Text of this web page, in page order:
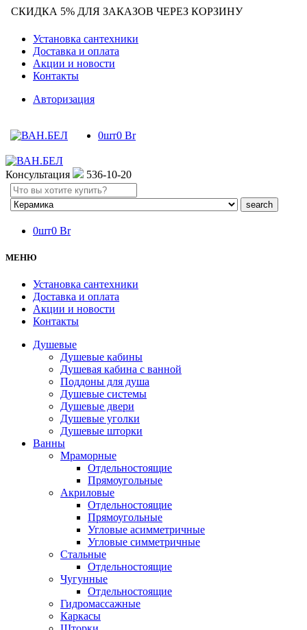
СКИДКА 5% ДЛЯ ЗАКАЗОВ ЧЕРЕЗ КОРЗИНУ
Установка сантехники
Доставка и оплата
Акции и новости
Контакты
Авторизация
0шт0 Br
Консультация
536-10-20
Search
here
0шт0 Br
МЕНЮ
Установка сантехники
Доставка и оплата
Акции и новости
Контакты
Душевые
Душевые кабины
Душевая кабина с ванной
Поддоны для душа
Душевые системы
Душевые двери
Душевые уголки
Душевые шторки
Ванны
Мраморные
Отдельностоящие
Прямоугольные
Акриловые
Отдельностоящие
Прямоугольные
Угловые асимметричные
Угловые симметричные
Стальные
Отдельностоящие
Чугунные
Отдельностоящие
Гидромассажные
Каркасы